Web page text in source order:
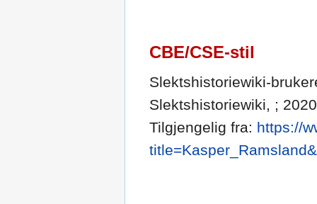
CBE/CSE-stil
Slektshistoriewiki-
Slektshistoriewiki, ;
Tilgjengelig fra: https://